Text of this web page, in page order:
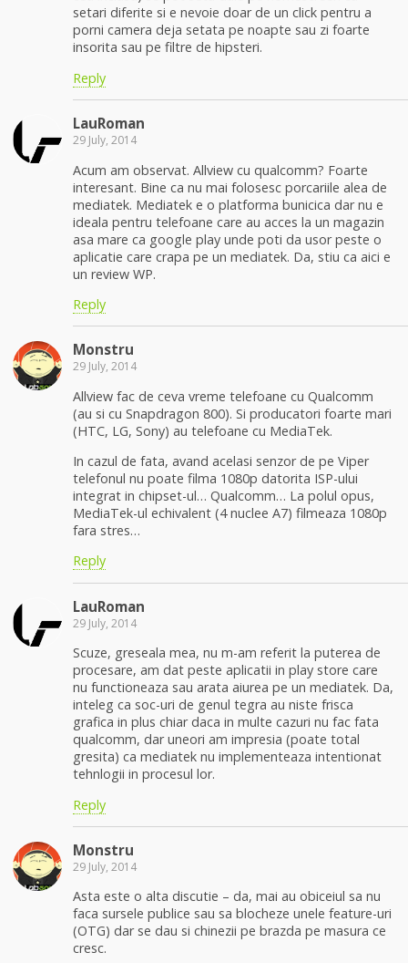
setari diferite si e nevoie doar de un click pentru a
porni camera deja setata pe noapte sau zi foarte
insorita sau pe filtre de hipsteri.
Reply
LauRoman
29 July, 2014
Acum am observat. Allview cu qualcomm? Foarte
interesant. Bine ca nu mai folosesc porcariile alea de
mediatek. Mediatek e o platforma bunicica dar nu e
ideala pentru telefoane care au acces la un magazin
asa mare ca google play unde poti da usor peste o
aplicatie care crapa pe un mediatek. Da, stiu ca aici e
un review WP.
Reply
Monstru
29 July, 2014
Allview fac de ceva vreme telefoane cu Qualcomm
(au si cu Snapdragon 800). Si producatori foarte mari
(HTC, LG, Sony) au telefoane cu MediaTek.
In cazul de fata, avand acelasi senzor de pe Viper
telefonul nu poate filma 1080p datorita ISP-ului
integrat in chipset-ul… Qualcomm… La polul opus,
MediaTek-ul echivalent (4 nuclee A7) filmeaza 1080p
fara stres…
Reply
LauRoman
29 July, 2014
Scuze, greseala mea, nu m-am referit la puterea de
procesare, am dat peste aplicatii in play store care
nu functioneaza sau arata aiurea pe un mediatek. Da,
inteleg ca soc-uri de genul tegra au niste frisca
grafica in plus chiar daca in multe cazuri nu fac fata
qualcomm, dar uneori am impresia (poate total
gresita) ca mediatek nu implementeaza intentionat
tehnlogii in procesul lor.
Reply
Monstru
29 July, 2014
Asta este o alta discutie – da, mai au obiceiul sa nu
faca sursele publice sau sa blocheze unele feature-uri
(OTG) dar se dau si chinezii pe brazda pe masura ce
cresc.